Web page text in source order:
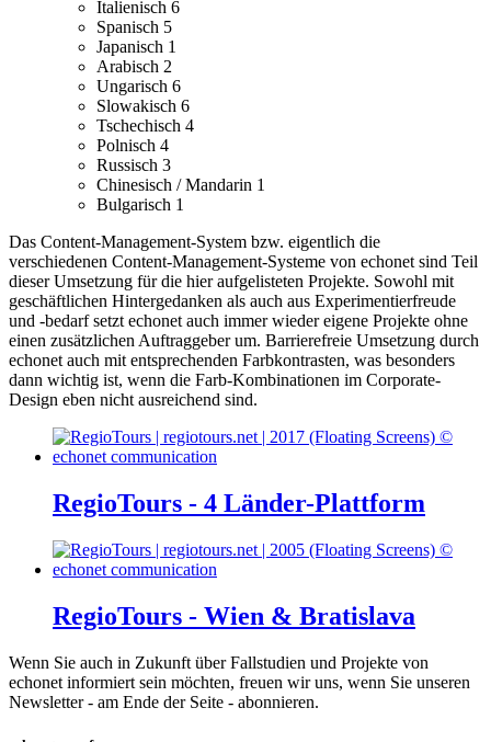
Italienisch 6
Spanisch 5
Japanisch 1
Arabisch 2
Ungarisch 6
Slowakisch 6
Tschechisch 4
Polnisch 4
Russisch 3
Chinesisch / Mandarin 1
Bulgarisch 1
Das Content-Management-System bzw. eigentlich die
verschiedenen Content-Management-Systeme von echonet sind Teil
dieser Umsetzung für die hier aufgelisteten Projekte. Sowohl mit
geschäftlichen Hintergedanken als auch aus Experimentierfreude
und -bedarf setzt echonet auch immer wieder eigene Projekte ohne
einen zusätzlichen Auftraggeber um. Barrierefreie Umsetzung durch
echonet auch mit entsprechenden Farbkontrasten, was besonders
dann wichtig ist, wenn die Farb-Kombinationen im Corporate-
Design eben nicht ausreichend sind.
RegioTours - 4 Länder-Plattform
RegioTours - Wien & Bratislava
Wenn Sie auch in Zukunft über Fallstudien und Projekte von
echonet informiert sein möchten, freuen wir uns, wenn Sie unseren
Newsletter - am Ende der Seite - abonnieren.